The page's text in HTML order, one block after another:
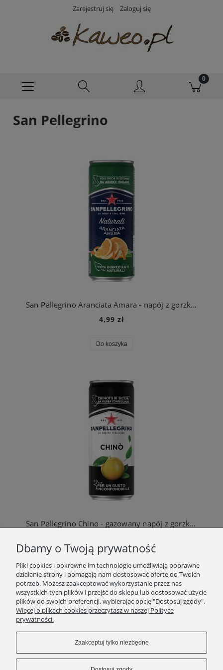
Zarejestruj się Zaloguj się
San Pellegrino
San Pellegrino Aranciata Amara - napój z gorzkiej pomarańczy 330ml
4,99 zł
Do koszyka
San Pellegrino Chino - gazowany napój z gorzkiej pomarańczy chinotto 330ml
Do koszyka
SKLEP
ZAKUPY
INFORMACJE
Dbamy o Twoją prywatność
Pliki cookies i pokrewne im technologie umożliwiają poprawne
działanie strony i pomagają nam dostosować ofertę do Twoich
potrzeb. Możesz zaakceptować wykorzystanie przez nas
wszystkich tych plików i przejść do sklepu lub dostosować użycie
plików do swoich preferencji, wybierając opcję "Dostosuj zgody".
Więcej o plikach cookies przeczytasz w naszej Polityce
prywatności.
Zaakceptuj tylko niezbędne